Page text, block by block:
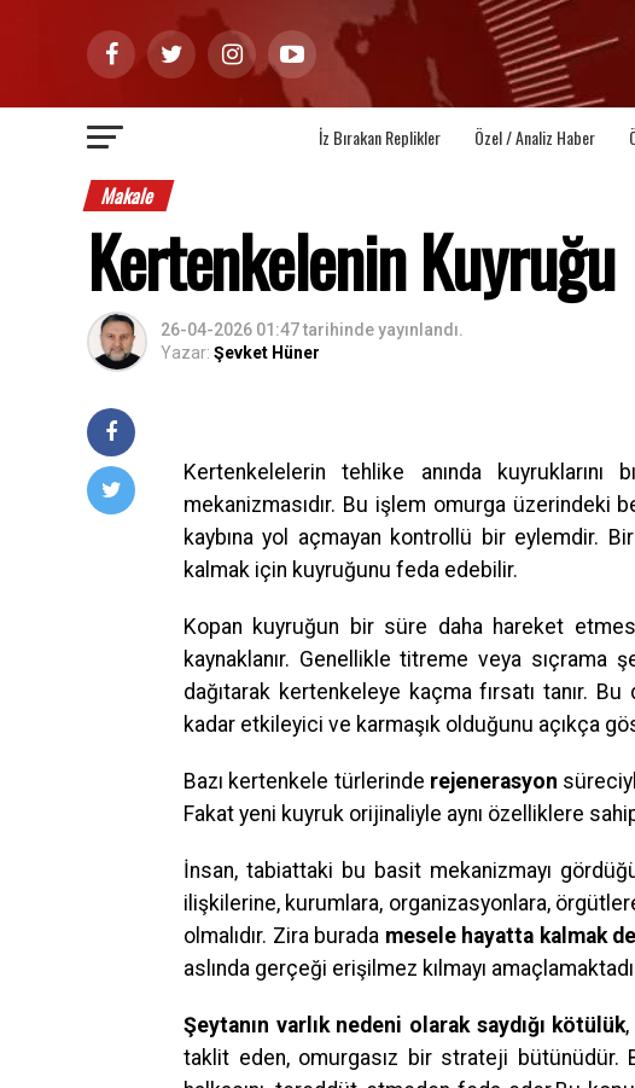
İz Bırakan Replikler Özel / Analiz Haber
Makale
Kertenkelenin Kuyruğu
26-04-2026 01:47tarihinde yayınlandı.
Yazar: Şevket Hüner
Kertenkelelerin tehlike anında kuyruklarını
mekanizmasıdır. Bu işlem omurga üzerindeki
kaybına yol açmayan kontrollü bir eylemdir. Bir
kalmak için kuyruğunu feda edebilir.
Kopan kuyruğun bir süre daha hareket
kaynaklanır. Genellikle titreme veya sıçrama
dağıtarak kertenkeleye kaçma fırsatı tanır.
kadar etkileyici ve karmaşık olduğunu açıkça
Bazı kertenkele türlerinde rejenerasyon
Fakat yeni kuyruk orijinaliyle aynı özelliklere
İnsan, tabiattaki bu basit mekanizmayı
ilişkilerine, kurumlara, organizasyonlara,
olmalıdır. Zira burada mesele hayatta kalmak
aslında gerçeği erişilmez kılmayı
Şeytanın varlık nedeni olarak saydığı kötülük
taklit eden, omurgasız bir strateji bütünüdür.